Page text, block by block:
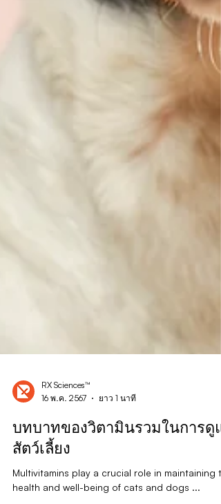
RX Sciences™
16 พ.ค. 2567
ยาว 1 นาที
บทบาทของวิตามินรวมในการดูแ
สัตว์เลี้ยง